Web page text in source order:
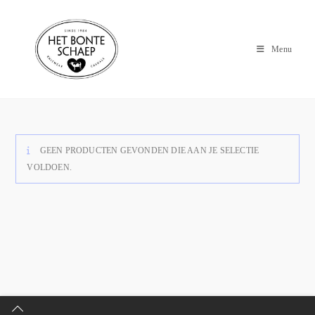
Menu
GEEN PRODUCTEN GEVONDEN DIE AAN JE SELECTIE
VOLDOEN.